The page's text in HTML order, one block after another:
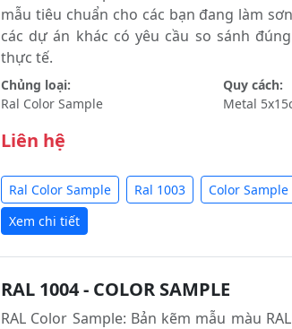
mẫu tiêu chuẩn cho các bạn đang làm
các dự án khác có yêu cầu so sánh
thực tế.
Chủng loại:
Ral Color Sample
Quy cách:
Metal
Liên hệ
Ral Color Sample Ral 1003 Color Sample
Xem chi tiết
RAL 1004 - COLOR SAMPLE
RAL Color Sample: Bản kẽm mẫu màu